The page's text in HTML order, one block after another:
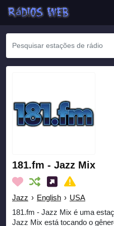
181.fm - Jazz Mix
Jazz › English › USA
181.fm - Jazz Mix é uma
Jazz Mix está tocando o